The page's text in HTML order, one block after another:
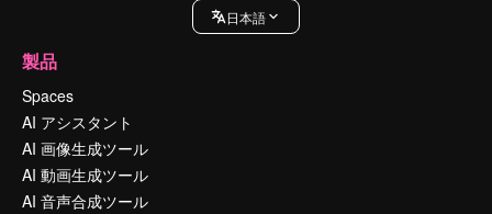
日本語
製品
Spaces
AI アシスタント
AI 画像生成ツール
AI 動画生成ツール
AI 音声合成ツール